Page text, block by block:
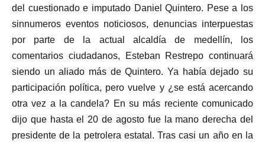
del cuestionado e imputado Daniel Quintero. Pese a los
sinnumeros eventos noticiosos, denuncias interpuestas
por parte de la actual alcaldía de medellín, los
comentarios ciudadanos, Esteban Restrepo continuará
siendo un aliado más de Quintero. Ya había dejado su
participación política, pero vuelve y ¿se está acercando
otra vez a la candela? En su más reciente comunicado
dijo que hasta el 20 de agosto fue la mano derecha del
presidente de la petrolera estatal. Tras casi un año en la